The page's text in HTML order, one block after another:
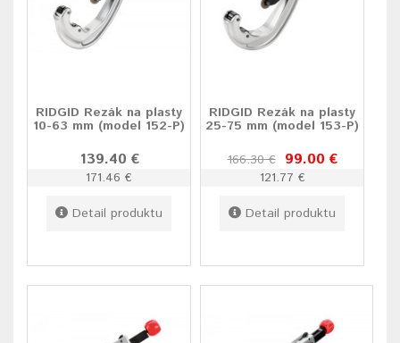
RIDGID Rezák na plasty
10-63 mm (model 152-P)
139.40 €
171.46 €
Detail produktu
RIDGID Rezák na plasty
25-75 mm (model 153-P)
166.30 € 99.00 €
121.77 €
Detail produktu